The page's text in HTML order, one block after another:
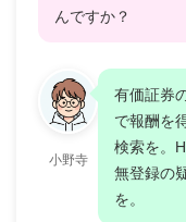
んですか？
小野寺
有価証券
で報酬を
検索を。
無登録の
を。